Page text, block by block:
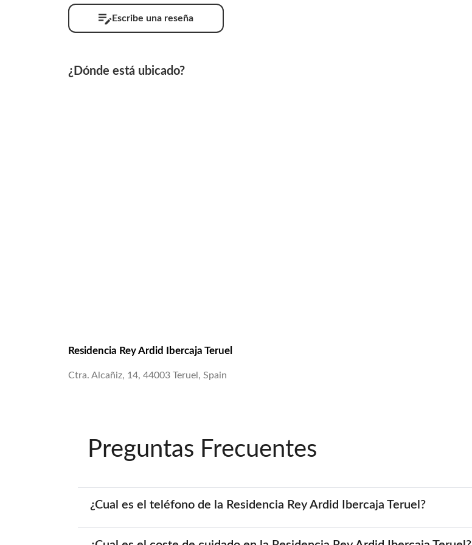
Escribe una reseña
¿Dónde está ubicado?
Residencia Rey Ardid Ibercaja Teruel
Ctra. Alcañiz, 14, 44003 Teruel, Spain
Preguntas Frecuentes
¿Cual es el teléfono de la Residencia Rey Ardid Ibercaja Teruel?